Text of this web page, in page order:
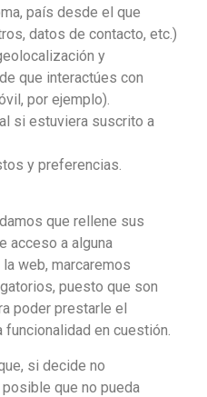
país desde el que
datos de contacto, etc.)
y
que interactúes con
por ejemplo).
si estuviera suscrito a
y preferencias.
que rellene sus
acceso a alguna
web, marcaremos
puesto que son
poder prestarle el
en cuestión.
si decide no
que no pueda